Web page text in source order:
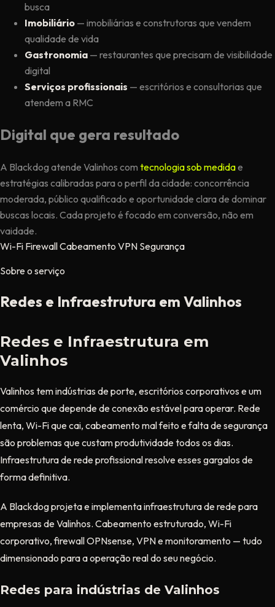
busca
Imobiliário — imobiliárias e construtoras que vendem
qualidade de vida
Gastronomia — restaurantes que precisam de visibilidade
digital
Serviços profissionais — escritórios e consultorias que
atendem a RMC
Digital que gera resultado
A Blackdog atende Valinhos com tecnologia sob medidae
estratégias calibradas para o perfil da cidade: concorrência
moderada, público qualificado e oportunidade clara de dominar
buscas locais. Cada projeto é focado em conversão, não em
vaidade.
Wi-Fi FirewallCabeamento VPN Segurança
Sobre o serviço
Redes e Infraestrutura em Valinhos
Redes e Infraestrutura em
Valinhos
Valinhos tem indústrias de porte, escritórios corporativos e um
comércio que depende de conexão estável para operar. Rede
lenta, Wi-Fi que cai, cabeamento mal feito e falta de segurança
são problemas que custam produtividade todos os dias.
Infraestrutura de rede profissional resolve esses gargalos de
forma definitiva.
A Blackdog projeta e implementa infraestrutura de rede para
empresas de Valinhos. Cabeamento estruturado, Wi-Fi
corporativo, firewall OPNsense, VPN e monitoramento — tudo
dimensionado para a operação real do seu negócio.
Redes para indústrias de Valinhos